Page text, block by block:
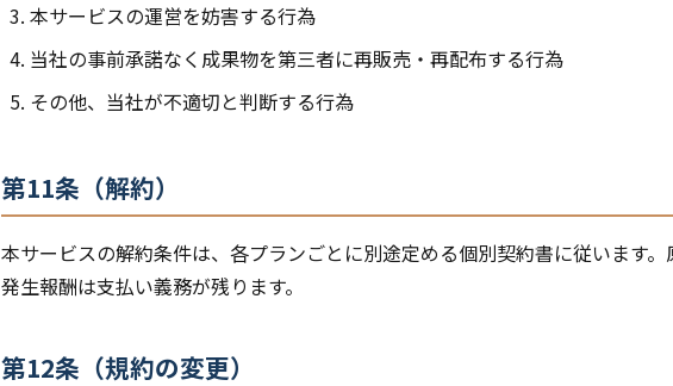
本サービスの運営を妨害する行為
当社の事前承諾なく成果物を第三者に再販売・再配布する行為
その他、当社が不適切と判断する行為
第11条（解約）
本サービスの解約条件は、各プランごとに別途定める個別契約書に従います
発生報酬は支払い義務が残ります。
第12条（規約の変更）